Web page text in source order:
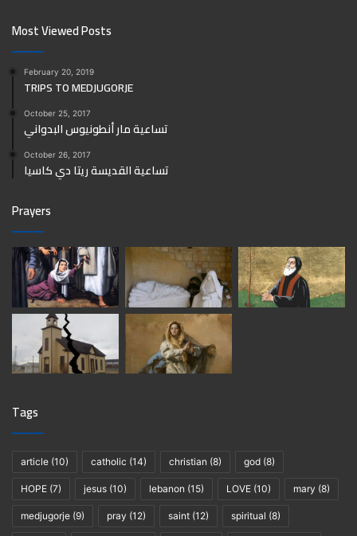
Most Viewed Posts
February 20, 2019
TRIPS TO MEDJUGORJE
October 25, 2017
تساعية مار أنطونيوس البدواني
October 26, 2017
تساعية القديسة ريتا دي كاسيا
Prayers
Tags
article (10) catholic (14) christian (8) god (8)
HOPE (7) jesus (10) lebanon (15) LOVE (10) mary (8)
medjugorje (9) pray (12) saint (12) spiritual (8)